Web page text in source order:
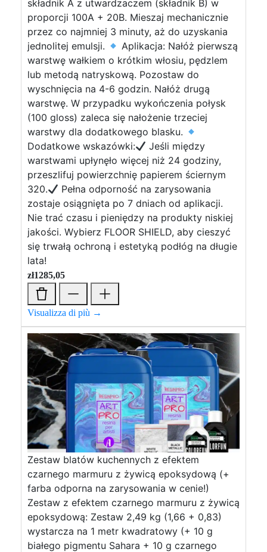
składnik A z utwardzaczem (składnik B) w
proporcji 100A + 20B. Mieszaj mechanicznie
przez co najmniej 3 minuty, aż do uzyskania
jednolitej emulsji.
Aplikacja: Nałóż pierwszą
warstwę wałkiem o krótkim włosiu, pędzlem
lub metodą natryskową. Pozostaw do
wyschnięcia na 4-6 godzin. Nałóż drugą
warstwę. W przypadku wykończenia połysk
(100 gloss) zaleca się nałożenie trzeciej
warstwy dla dodatkowego blasku.
Dodatkowe wskazówki:
Jeśli między
warstwami upłynęło więcej niż 24 godziny,
przeszlifuj powierzchnię papierem ściernym
320.
Pełna odporność na zarysowania
zostaje osiągnięta po 7 dniach od aplikacji.
Nie trać czasu i pieniędzy na produkty niskiej
jakości. Wybierz FLOOR SHIELD, aby cieszyć
się trwałą ochroną i estetyką podłóg na długie
lata!
zł1285,05
Visualizza di più →
Zestaw blatów kuchennych z efektem
czarnego marmuru z żywicą epoksydową (+
farba odporna na zarysowania w cenie!)
Zestaw z efektem czarnego marmuru z żywicą
epoksydową: Zestaw 2,49 kg (1,66 + 0,83)
wystarcza na 1 metr kwadratowy (+ 10 g
białego pigmentu Sahara + 10 g czarnego